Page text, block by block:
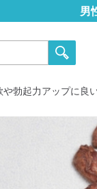
男
や勃起力アップに良